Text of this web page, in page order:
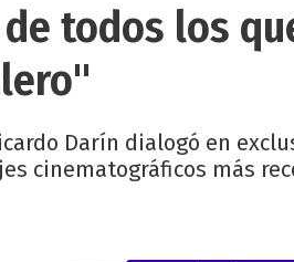
todos los
Darín dialogó en
cinematográficos más